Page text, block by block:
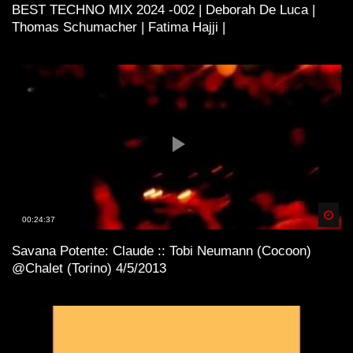
BEST TECHNO MIX 2024 -002 | Deborah De Luca |
Thomas Schumacher | Fatima Hajji |
00:24:37
Savana Potente: Claude :: Tobi Neumann (Cocoon)
@Chalet (Torino) 4/5/2013